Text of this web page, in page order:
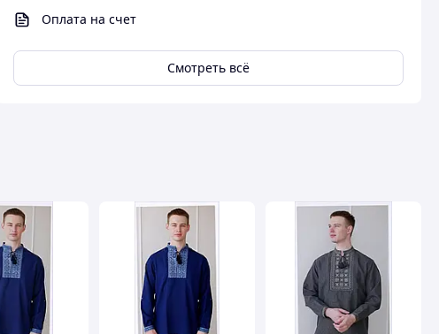
Оплата на счет
Смотреть всё